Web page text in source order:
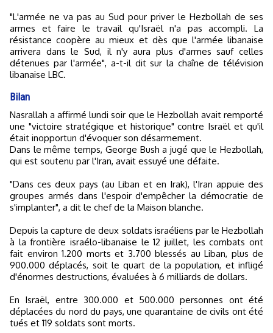
"L'armée ne va pas au Sud pour priver le Hezbollah de ses
armes et faire le travail qu'Israël n'a pas accompli. La
résistance coopère au mieux et dès que l'armée libanaise
arrivera dans le Sud, il n'y aura plus d'armes sauf celles
détenues par l'armée", a-t-il dit sur la chaîne de télévision
libanaise LBC.
Bilan
Nasrallah a affirmé lundi soir que le Hezbollah avait remporté
une "victoire stratégique et historique" contre Israël et qu'il
était inopportun d'évoquer son désarmement.
Dans le même temps, George Bush a jugé que le Hezbollah,
qui est soutenu par l'Iran, avait essuyé une défaite.
"Dans ces deux pays (au Liban et en Irak), l'Iran appuie des
groupes armés dans l'espoir d'empêcher la démocratie de
s'implanter", a dit le chef de la Maison blanche.
Depuis la capture de deux soldats israéliens par le Hezbollah
à la frontière israélo-libanaise le 12 juillet, les combats ont
fait environ 1.200 morts et 3.700 blessés au Liban, plus de
900.000 déplacés, soit le quart de la population, et infligé
d'énormes destructions, évaluées à 6 milliards de dollars.
En Israël, entre 300.000 et 500.000 personnes ont été
déplacées du nord du pays, une quarantaine de civils ont été
tués et 119 soldats sont morts.